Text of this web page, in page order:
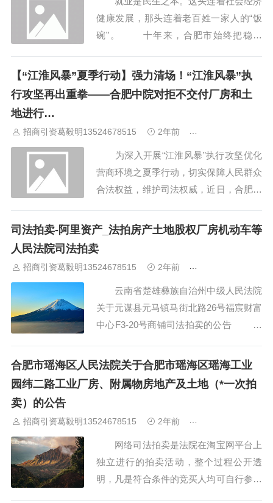
招商思维、创新招商...
健康发展，那头连着老百姓一家人的“饭
碗”。 十年来，合肥市始终把稳就
先战略和更加积极的就业政策，落实就业
扶持民生工程任务，为群众创造更多的就
业机会、更好的就业岗位。 2012-...
【“江淮风暴”夏季行动】强力清场！“江淮风暴”执
行攻坚再出重拳——合肥中院对拒不交付厂房和土
地进行…
招商引资葛毅明13524678515 2年前
为深入开展“江淮风暴”执行攻坚优化
营商环境之夏季行动，切实保障人民群众
合法权益，维护司法权威，近日，合肥法
交付厂房和土地行为，取得良好成效。
果显著 6月24日晨，合肥中院100余
司法拍卖-阿里资产_法拍房产土地股权厂房机动车等
人民法院司法拍卖
招商引资葛毅明13524678515 2年前
云南省楚雄彝族自治州中级人民法院
关于元谋县元马镇马街北路26号福宸财富
中心F3-20号商铺司法拍卖的公告 来
省楚雄彝族自治州中级人民法院关于元谋
县元马镇马街北路26号福宸财富中心C-1
16号商铺司法拍卖的公告...
合肥市瑶海区人民法院关于合肥市瑶海区瑶海工业
园纬二路工业厂房、附属物房地产及土地（*一次拍
卖）的公告
招商引资葛毅明13524678515 2年前
网络司法拍卖是法院在淘宝网平台上
独立进行的拍卖活动，整个过程公开透
明，凡是符合条件的竞买人均可自行参与